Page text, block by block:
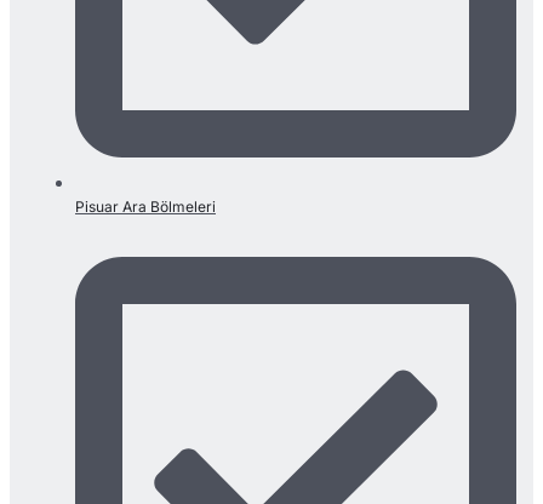
Pisuar Ara Bölmeleri